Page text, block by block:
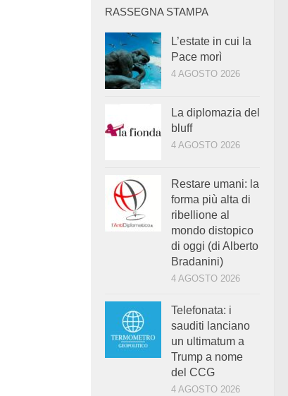
RASSEGNA STAMPA
L’estate in cui la
Pace morì
4 AGOSTO 2026
La diplomazia del
bluff
4 AGOSTO 2026
Restare umani: la
forma più alta di
ribellione al
mondo distopico
di oggi (di Alberto
Bradanini)
4 AGOSTO 2026
Telefonata: i
sauditi lanciano
un ultimatum a
Trump a nome
del CCG
4 AGOSTO 2026